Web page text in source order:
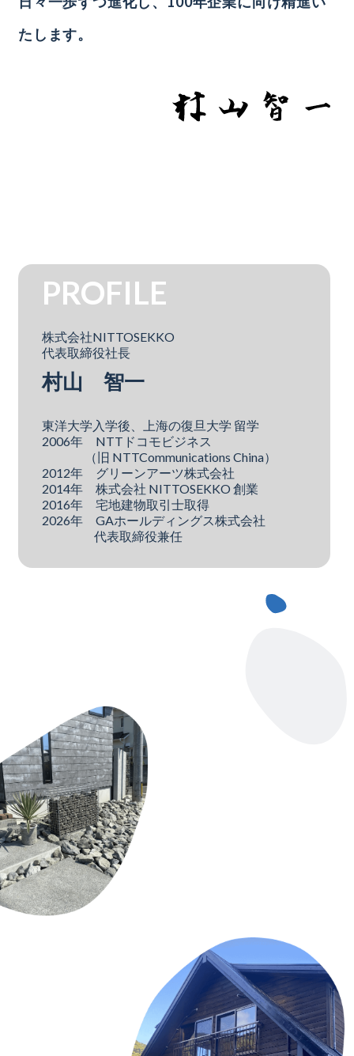
たします。
PROFILE
株式会社NITTOSEKKO
代表取締役社長
村山 智一
東洋大学入学後、上海の復旦大学 留学
2006年 NTTドコモビジネス
（旧 NTTCommunications China）
2012年 グリーンアーツ株式会社
2014年 株式会社 NITTOSEKKO 創業
2016年 宅地建物取引士取得
2026年 GAホールディングス株式会社
代表取締役兼任